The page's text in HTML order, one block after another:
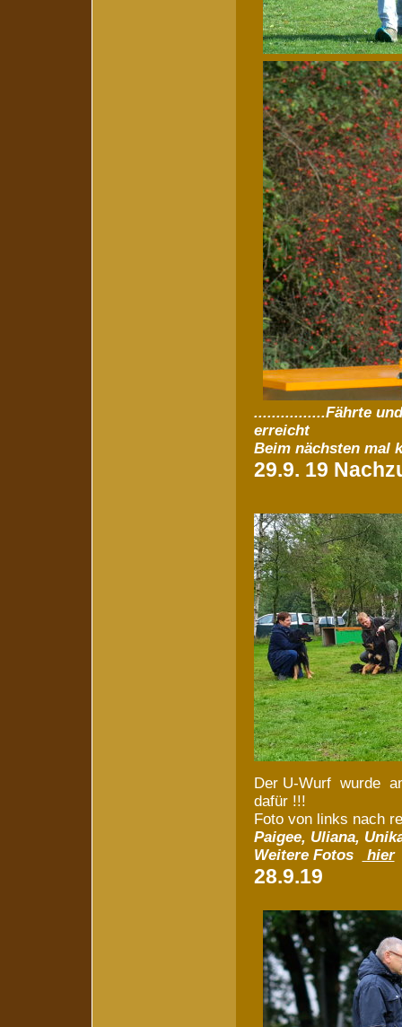
................Fährte
erreicht
Beim nächsten mal
29.9. 19
Der U-Wurf wurde
dafür !!!
Foto von links nach
Paigee, Uliana,
Weitere Fotos
hier
28.9.19